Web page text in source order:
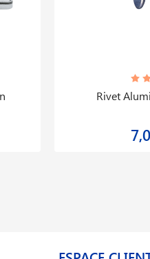
Rivet